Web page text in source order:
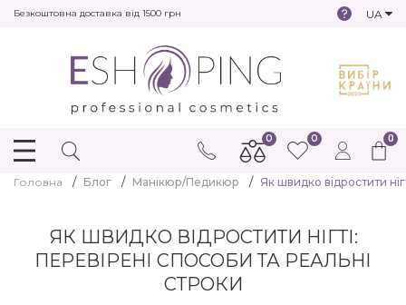
Безкоштовна доставка від 1500 грн UA
0
0 0
Головна Блог Манікюр/Педикюр Як швидко відростити
ЯК ШВИДКО ВІДРОСТИТИ НІГТІ:
ПЕРЕВІРЕНІ СПОСОБИ ТА РЕАЛЬНІ
СТРОКИ